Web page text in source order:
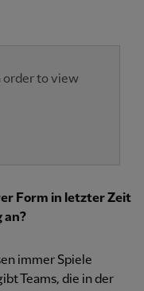
order to view
Form in letzter Zeit
an?
immer Spiele
Teams, die in der